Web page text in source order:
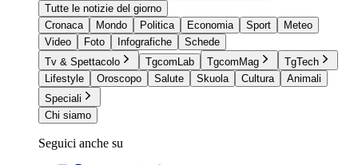
Tutte le notizie del giorno
Cronaca
Mondo Politica Economia Sport
Meteo
Video
Foto Infografiche
Schede
Tv & Spettacolo
TgcomLab TgcomMag
TgTech
Lifestyle
Oroscopo Salute Skuola Cultura
Animali
Speciali
Chi siamo
Seguici anche su